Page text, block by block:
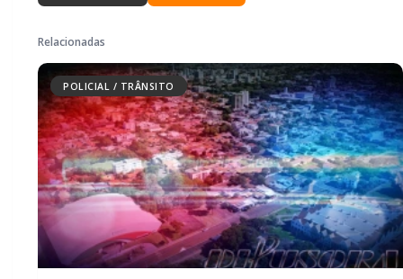
Relacionadas
POLICIAL / TRÂNSITO